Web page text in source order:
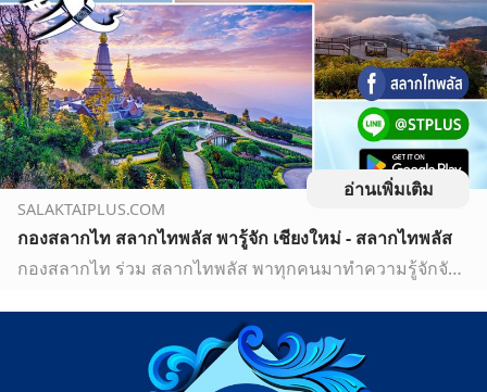
อ่านเพิ่มเติม
SALAKTAIPLUS.COM
กองสลากไท สลากไทพลัส พารู้จัก เชียงใหม่ - สลากไทพลัส
กองสลากไท ร่วม สลากไทพลัส พาทุกคนมาทำความรู้จักจังหวัด เชียงใหม่ ซึ่งเป็นจังหวัดหนึ่งทางภาคเหนือของประเทศไทย ครอบคลุมพื้นที่ประมาณ 20,107